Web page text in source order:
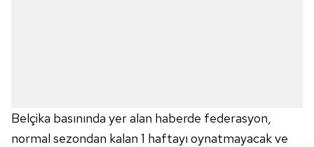
Belçika basınında yer alan haberde federasyon,
normal sezondan kalan 1 haftayı oynatmayacak ve